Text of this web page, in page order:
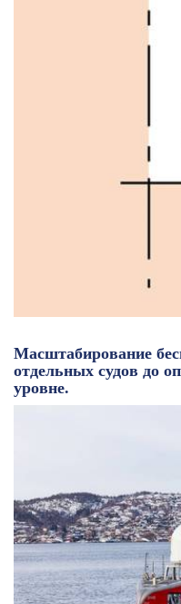
Масштабирование
отдельных судов до
уровне.